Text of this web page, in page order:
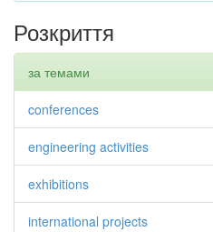
Розкриття
за темами
conferences
engineering activities
exhibitions
international projects